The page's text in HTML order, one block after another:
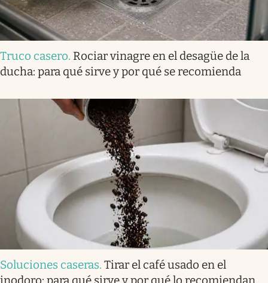
Truco casero. Rociar vinagre en el desagüe de la
ducha: para qué sirve y por qué se recomienda
Soluciones caseras. Tirar el café usado en el